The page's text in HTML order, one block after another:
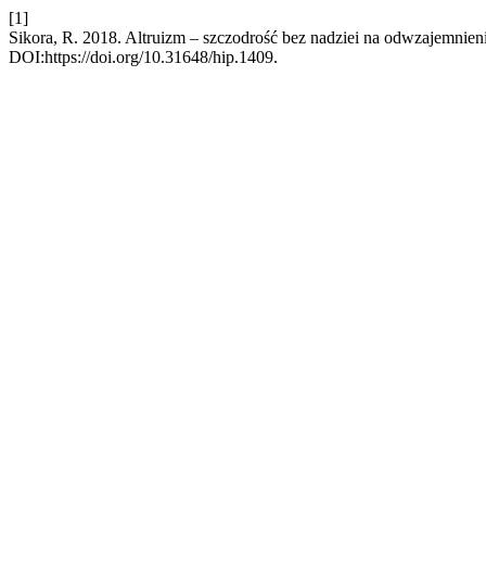
[1]
Sikora, R. 2018. Altruizm – szczodrość bez nadziei na
DOI:https://doi.org/10.31648/hip.1409.